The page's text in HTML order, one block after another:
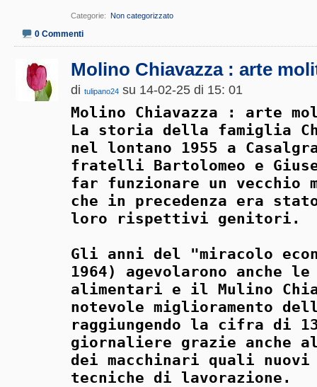
Categorie Non categorizzato
0 Commenti
Molino Chiavazza : arte
di tulipano24 su 14-02-25 di 15: 01
Molino Chiavazza : arte
La storia della famiglia
nel lontano 1955 a
fratelli Bartolomeo e
far funzionare un vecchio
che in precedenza era
loro rispettivi genitori.
Gli anni del "miracolo
1964) agevolarono anche le
alimentari e il Mulino
notevole miglioramento
raggiungendo la cifra di
giornaliere grazie anche
dei macchinari quali
tecniche di lavorazione.